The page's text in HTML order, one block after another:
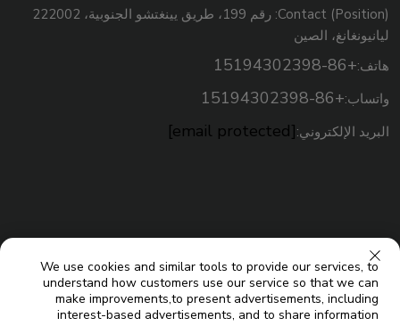
Contact (Position): رقم 199، طريق يينغتشو الجنوبية، 222002
ليانيونغانغ، الصين
هاتف:+86-15194302398
واتساب:+86-15194302398
البريد الإلكتروني:[email protected]
We use cookies and similar tools to provide our services, to
understand how customers use our service so that we can
make improvements,to present advertisements, including
interest-based advertisements, and to share information